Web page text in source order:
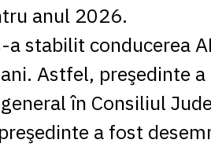
anul 2026.
a stabilit conducerea
Astfel, preşedinte
în Consiliul
a fost